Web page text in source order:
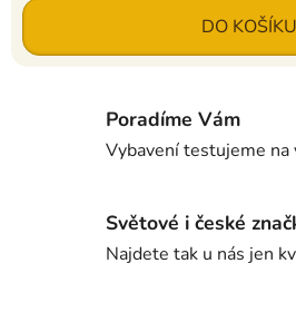
Měrná cena: DO KOŠÍKU
Poradíme Vám
Vybavení testujeme na
Světové i české
Najdete tak u nás jen